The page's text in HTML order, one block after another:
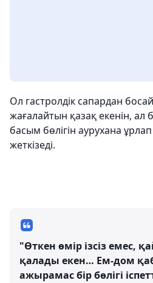
Ол гастролдік сапардан
жағалайтын қазақ екенін, ал
басым бөлігін аурухана
жеткізеді.
"Өткен өмір ізсіз емес,
қалады екен… Ем-дом
ажырамас бір бөлігі